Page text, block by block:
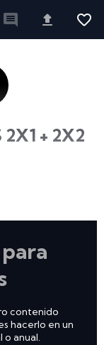
+ 2X2
contenido
hacerlo en un
o anual.